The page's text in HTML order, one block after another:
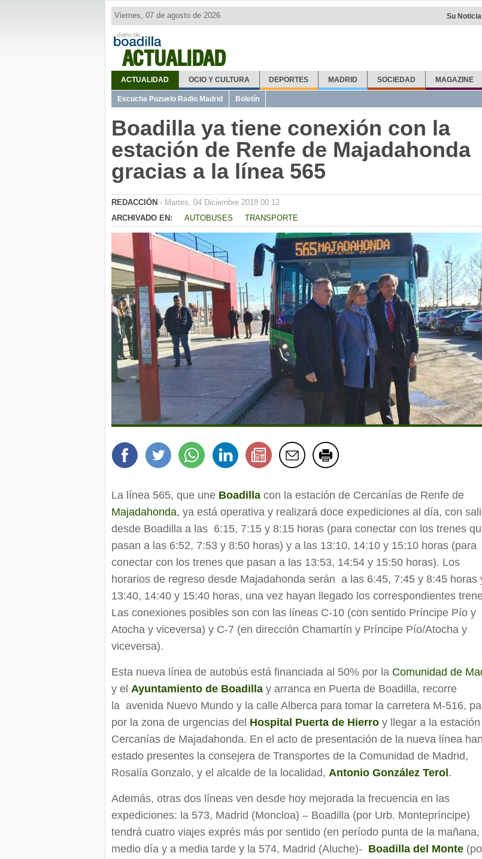
ACTUALIDAD
Viernes, 07 de agosto de 2026 Su Noticia
ACTUALIDAD OCIO Y CULTURA DEPORTES MADRID SOCIEDAD MAGAZINE
Escucha Pozuelo Radio Madrid Boletín
Boadilla ya tiene conexión con la
estación de Renfe de Majadahonda
gracias a la línea 565
REDACCIÓN - Martes, 04 Diciembre 2018 00:12
ARCHIVADO EN:
AUTOBUSES TRANSPORTE
La línea 565, que une Boadilla con la estación de Cercanías de Renfe de
Majadahonda, ya está operativa y realizará doce expediciones al día, con
desde Boadilla a las 6:15, 7:15 y 8:15 horas (para conectar con los trenes
pasan a las 6:52, 7:53 y 8:50 horas) y a las 13:10, 14:10 y 15:10 horas (para
conectar con los trenes que pasan a las 13:53, 14:54 y 15:50 horas). Los
horarios de regreso desde Majadahonda serán a las 6:45, 7:45 y 8:45 horas
13:40, 14:40 y 15:40 horas, una vez hayan llegado los correspondientes
Las conexiones posibles son con las líneas C-10 (con sentido Príncipe Pío y
Atocha y viceversa) y C-7 (en dirección Chamartín y Príncipe Pío/Atocha y
viceversa).
Esta nueva línea de autobús está financiada al 50% por la Comunidad de
y el Ayuntamiento de Boadilla y arranca en Puerta de Boadilla, recorre
la avenida Nuevo Mundo y la calle Alberca para tomar la carretera M-516,
por la zona de urgencias del Hospital Puerta de Hierro y llegar a la
Cercanías de Majadahonda. En el acto de presentación de la nueva línea han
estado presentes la consejera de Transportes de la Comunidad de Madrid,
Rosalía Gonzalo, y el alcalde de la localidad, Antonio González Terol .
Además, otras dos líneas ven desde hoy mejorada la frecuencia en las
expediciones: la 573, Madrid (Moncloa) – Boadilla (por Urb. Montepríncipe)
tendrá cuatro viajes exprés más por sentido (en período punta de la mañana,
medio día y a media tarde y la 574, Madrid (Aluche)- Boadilla del Monte